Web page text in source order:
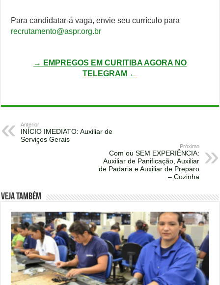
Para candidatar-á vaga, envie seu currículo para
recrutamento@aspr.org.br
→ EMPREGOS EM CURITIBA AGORA NO
TELEGRAM ←
Anterior
INÍCIO IMEDIATO: Auxiliar de
Serviços Gerais
Próximo
Com ou SEM EXPERIÊNCIA:
Auxiliar de Panificação, Auxiliar
de Padaria e Auxiliar de Preparo
– Cozinha
Veja também